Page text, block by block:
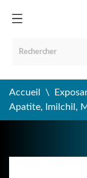
Accueil
Apatite, Imilchil,